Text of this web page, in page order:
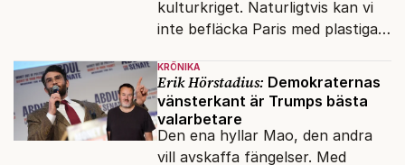
kulturkriget. Naturligtvis kan vi
inte befläcka Paris med plastiga
KRÖNIKA
Erik Hörstadius: Demokraternas
vänsterkant är Trumps bästa
valarbetare
Den ena hyllar Mao, den andra
vill avskaffa fängelser. Med